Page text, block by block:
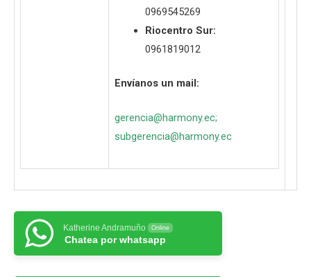
0969545269
Riocentro Sur:
0961819012
Envíanos un mail:
gerencia@harmony.ec;
subgerencia@harmony.ec
Katherine Andramuño Online
Chatea por whatsapp